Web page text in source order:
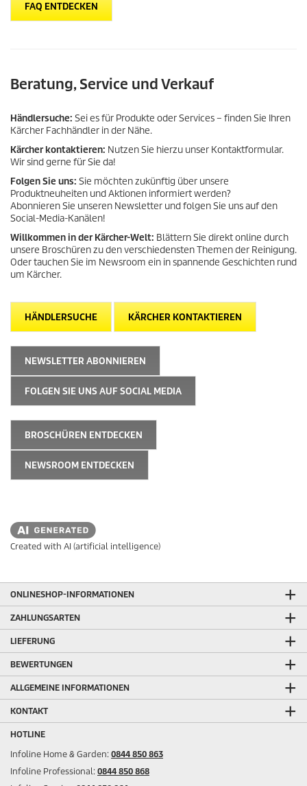
FAQ ENTDECKEN
Beratung, Service und Verkauf
Händlersuche: Sei es für Produkte oder Services – finden Sie Ihren
Kärcher Fachhändler in der Nähe.
Kärcher kontaktieren: Nutzen Sie hierzu unser Kontaktformular.
Wir sind gerne für Sie da!
Folgen Sie uns: Sie möchten zukünftig über unsere
Produktneuheiten und Aktionen informiert werden?
Abonnieren Sie unseren Newsletter und folgen Sie uns auf den
Social-Media-Kanälen!
Willkommen in der Kärcher-Welt: Blättern Sie direkt online durch
unsere Broschüren zu den verschiedensten Themen der Reinigung.
Oder tauchen Sie im Newsroom ein in spannende Geschichten rund
um Kärcher.
HÄNDLERSUCHE KÄRCHER KONTAKTIEREN
NEWSLETTER ABONNIEREN
FOLGEN SIE UNS AUF SOCIAL MEDIA
BROSCHÜREN ENTDECKEN
NEWSROOM ENTDECKEN
Created with AI (artificial intelligence)
ONLINESHOP-INFORMATIONEN
ZAHLUNGSARTEN
LIEFERUNG
BEWERTUNGEN
ALLGEMEINE INFORMATIONEN
KONTAKT
HOTLINE
Infoline Home & Garden: 0844 850 863
Infoline Professional: 0844 850 868